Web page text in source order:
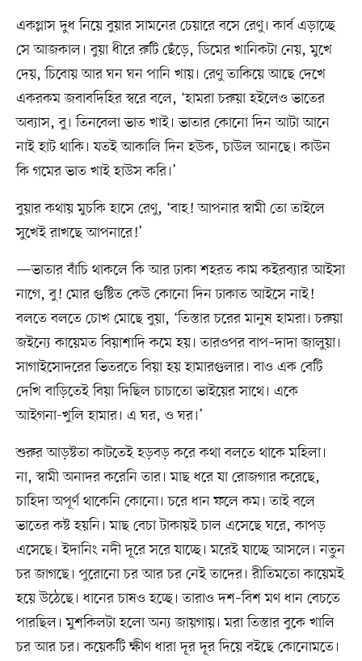
একগ্লাস দুধ নিয়ে বুয়ার সামনের চেয়ারে বসে রেণু। কার্ব এড়াচ্ছে
সে আজকাল। বুয়া ধীরে রুটি ছেঁড়ে, ডিমের খানিকটা নেয়, মুখে
দেয়, চিবোয় আর ঘন ঘন পানি খায়। রেণু তাকিয়ে আছে দেখে
একরকম জবাবদিহির স্বরে বলে, ‘হামরা চরুয়া হইলেও ভাতের
অব্যাস, বু। তিনবেলা ভাত খাই। ভাতার কোনো দিন আটা আনে
নাই হাট থাকি। যতই আকালি দিন হউক, চাউল আনছে। কাউন
কি গমের ভাত খাই হাউস করি।’
বুয়ার কথায় মুচকি হাসে রেণু, ‘বাহ! আপনার স্বামী তো তাইলে
সুখেই রাখছে আপনারে!’
—ভাতার বাঁচি থাকলে কি আর ঢাকা শহরত কাম কইরব্যার আইসা
নাগে, বু! মোর গুষ্টিত কেউ কোনো দিন ঢাকাত আইসে নাই!
বলতে বলতে চোখ মোছে বুয়া, ‘তিস্তার চরের মানুষ হামরা। চরুয়া
জইন্যে কায়েমত বিয়াশাদি কমে হয়। তারওপর বাপ–দাদা জালুয়া।
সাগাইসোদরের ভিতরতে বিয়া হয় হামারগুলার। বাও এক বেটি
দেখি বাড়িতেই বিয়া দিছিল চাচাতো ভাইয়ের সাথে। একে
আইগনা-খুলি হামার। এ ঘর, ও ঘর।’
শুরুর আড়ষ্টতা কাটতেই হড়বড় করে কথা বলতে থাকে মহিলা।
না, স্বামী অনাদর করেনি তার। মাছ ধরে যা রোজগার করেছে,
চাহিদা অপূর্ণ থাকেনি কোনো। চরে ধান ফলে কম। তাই বলে
ভাতের কষ্ট হয়নি। মাছ বেচা টাকায়ই চাল এসেছে ঘরে, কাপড়
এসেছে। ইদানিং নদী দূরে সরে যাচ্ছে। মরেই যাচ্ছে আসলে। নতুন
চর জাগছে। পুরোনো চর আর চর নেই তাদের। রীতিমতো কায়েমই
হয়ে উঠেছে। ধানের চাষও হচ্ছে। তারাও দশ–বিশ মণ ধান বেচতে
পারছিল। মুশকিলটা হলো অন্য জায়গায়। মরা তিস্তার বুকে খালি
চর আর চর। কয়েকটি ক্ষীণ ধারা দূর দূর দিয়ে বইছে কোনোমতে।